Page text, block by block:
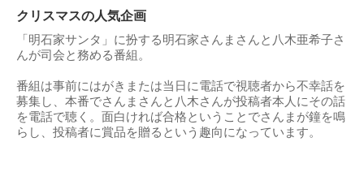
クリスマスの人気企画
「明石家サンタ」に扮する明石家さんまさんと八木亜希子さ
んが司会と務める番組。
番組は事前にはがきまたは当日に電話で視聴者から不幸話を
募集し、本番でさんまさんと八木さんが投稿者本人にその話
を電話で聴く。面白ければ合格ということでさんまが鐘を鳴
らし、投稿者に賞品を贈るという趣向になっています。